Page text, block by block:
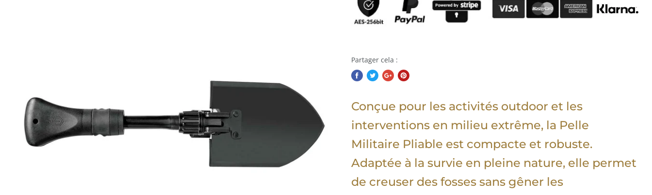
Partager cela :
Conçue pour les activités outdoor et les
interventions en milieu extrême, la Pelle
Militaire Pliable est compacte et robuste.
Adaptée à la survie en pleine nature, elle permet
de creuser des fosses sans gêner les